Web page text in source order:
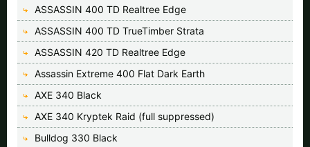
ASSASSIN 400 TD Realtree Edge
ASSASSIN 400 TD TrueTimber Strata
ASSASSIN 420 TD Realtree Edge
Assassin Extreme 400 Flat Dark Earth
AXE 340 Black
AXE 340 Kryptek Raid (full suppressed)
Bulldog 330 Black